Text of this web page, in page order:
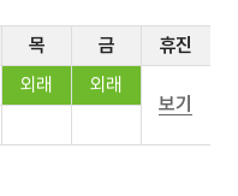
목 금
휴진
외래
외래
보기